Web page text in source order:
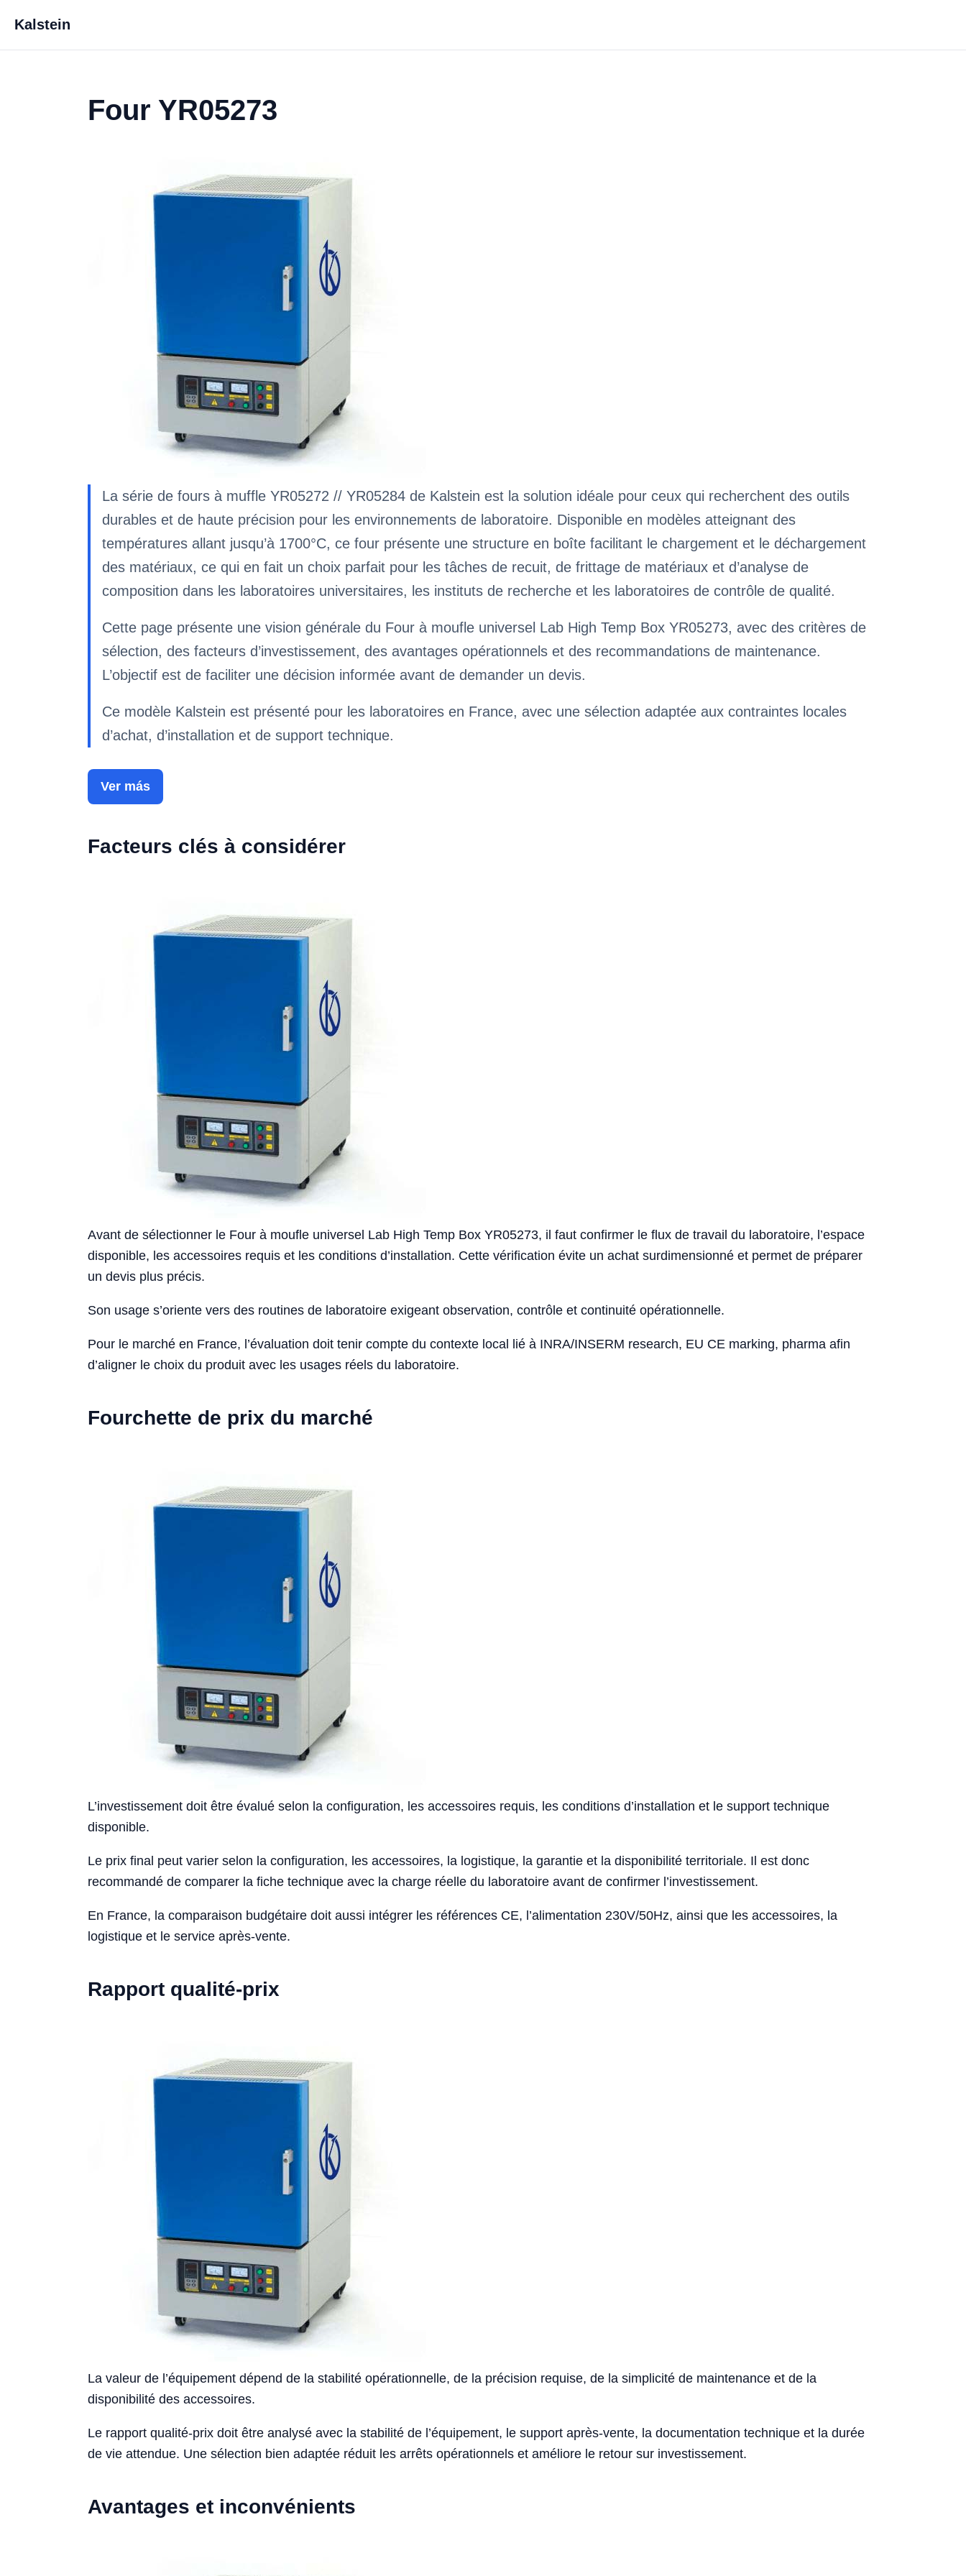
Kalstein
Four YR05273
La série de fours à muffle YR05272 // YR05284 de Kalstein est la solution idéale pour ceux qui recherchent des outils
durables et de haute précision pour les environnements de laboratoire. Disponible en modèles atteignant des
températures allant jusqu’à 1700°C, ce four présente une structure en boîte facilitant le chargement et le déchargement
des matériaux, ce qui en fait un choix parfait pour les tâches de recuit, de frittage de matériaux et d’analyse de
composition dans les laboratoires universitaires, les instituts de recherche et les laboratoires de contrôle de qualité.
Cette page présente une vision générale du Four à moufle universel Lab High Temp Box YR05273, avec des critères de
sélection, des facteurs d’investissement, des avantages opérationnels et des recommandations de maintenance.
L’objectif est de faciliter une décision informée avant de demander un devis.
Ce modèle Kalstein est présenté pour les laboratoires en France, avec une sélection adaptée aux contraintes locales
d’achat, d’installation et de support technique.
Ver más
Facteurs clés à considérer
Avant de sélectionner le Four à moufle universel Lab High Temp Box YR05273, il faut confirmer le flux de travail du laboratoire, l’espace
disponible, les accessoires requis et les conditions d’installation. Cette vérification évite un achat surdimensionné et permet de préparer
un devis plus précis.
Son usage s’oriente vers des routines de laboratoire exigeant observation, contrôle et continuité opérationnelle.
Pour le marché en France, l’évaluation doit tenir compte du contexte local lié à INRA/INSERM research, EU CE marking, pharma afin
d’aligner le choix du produit avec les usages réels du laboratoire.
Fourchette de prix du marché
L’investissement doit être évalué selon la configuration, les accessoires requis, les conditions d’installation et le support technique
disponible.
Le prix final peut varier selon la configuration, les accessoires, la logistique, la garantie et la disponibilité territoriale. Il est donc
recommandé de comparer la fiche technique avec la charge réelle du laboratoire avant de confirmer l’investissement.
En France, la comparaison budgétaire doit aussi intégrer les références CE, l’alimentation 230V/50Hz, ainsi que les accessoires, la
logistique et le service après-vente.
Rapport qualité-prix
La valeur de l’équipement dépend de la stabilité opérationnelle, de la précision requise, de la simplicité de maintenance et de la
disponibilité des accessoires.
Le rapport qualité-prix doit être analysé avec la stabilité de l’équipement, le support après-vente, la documentation technique et la durée
de vie attendue. Une sélection bien adaptée réduit les arrêts opérationnels et améliore le retour sur investissement.
Avantages et inconvénients